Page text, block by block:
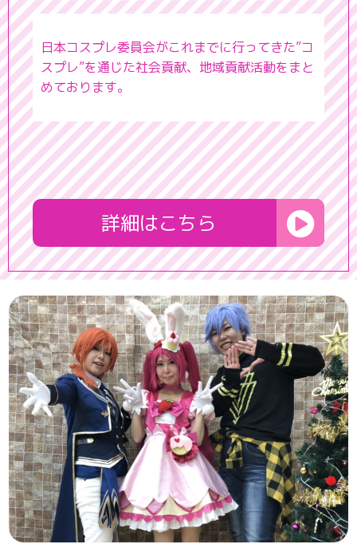
日本コスプレ委員会がこれまでに行ってきた”コ
スプレ”を通じた社会貢献、地域貢献活動をまと
めております。
詳細はこちら